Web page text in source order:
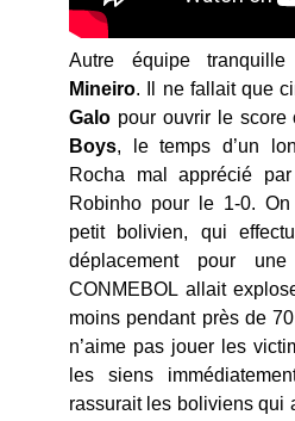
Autre équipe
Mineiro. Il ne fallait que
Galo pour ouvrir le score
Boys, le temps d’un
Rocha mal apprécié
Robinho pour le 1-0.
petit bolivien, qui
déplacement pour
CONMEBOL allait
moins pendant près de
n’aime pas jouer les
les siens
rassurait les boliviens qui